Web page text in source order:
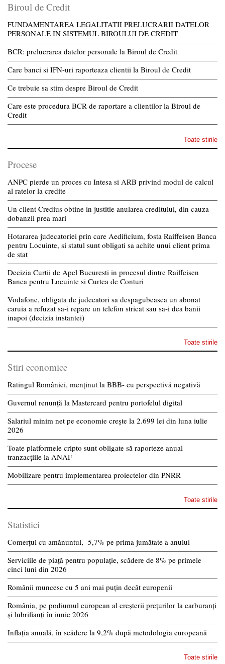
Biroul de Credit
FUNDAMENTAREA LEGALITATII PRELUCRARII DATELOR
PERSONALE IN SISTEMUL BIROULUI DE CREDIT
BCR: prelucrarea datelor personale la Biroul de Credit
Care banci si IFN-uri raporteaza clientii la Biroul de Credit
Ce trebuie sa stim despre Biroul de Credit
Care este procedura BCR de raportare a clientilor la Biroul de
Credit
Toate stirile
Procese
ANPC pierde un proces cu Intesa si ARB privind modul de calcul
al ratelor la credite
Un client Credius obtine in justitie anularea creditului, din cauza
dobanzii prea mari
Hotararea judecatoriei prin care Aedificium, fosta Raiffeisen Banca
pentru Locuinte, si statul sunt obligati sa achite unui client prima
de stat
Decizia Curtii de Apel Bucuresti in procesul dintre Raiffeisen
Banca pentru Locuinte si Curtea de Conturi
Vodafone, obligata de judecatori sa despagubeasca un abonat
caruia a refuzat sa-i repare un telefon stricat sau sa-i dea banii
inapoi (decizia instantei)
Toate stirile
Stiri economice
Ratingul României, menținut la BBB- cu perspectivă negativă
Guvernul renunță la Mastercard pentru portofelul digital
Salariul minim net pe economie crește la 2.699 lei din luna iulie
2026
Toate platformele cripto sunt obligate să raporteze anual
tranzacțiile la ANAF
Mobilizare pentru implementarea proiectelor din PNRR
Toate stirile
Statistici
Comerțul cu amănuntul, -5,7% pe prima jumătate a anului
Serviciile de piață pentru populație, scădere de 8% pe primele
cinci luni din 2026
Românii muncesc cu 5 ani mai puțin decât europenii
România, pe podiumul european al creșterii prețurilor la carburanți
și lubrifianți în iunie 2026
Inflația anuală, în scădere la 9,2% după metodologia europeană
Toate stirile